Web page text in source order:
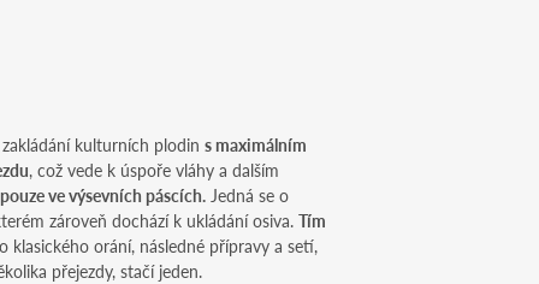
kulturních plodin s maximálním
, což vede k úspoře vláhy a dalším
ve výsevních páscích. Jedná se o
zároveň dochází k ukládání osiva. Tím
klasického orání, následné přípravy a setí,
přejezdy, stačí jeden.